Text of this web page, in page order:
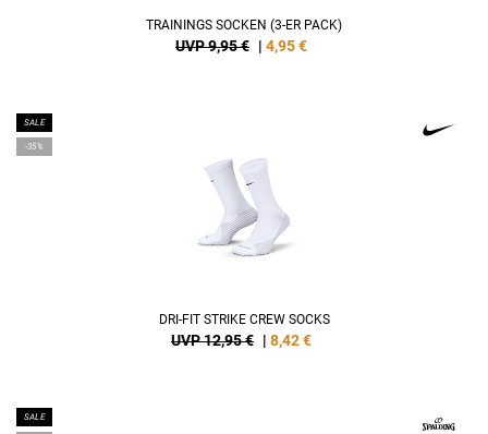
TRAININGS SOCKEN (3-ER PACK)
UVP 9,95 € | 4,95€
SALE
-35%
DRI-FIT STRIKE CREW SOCKS
UVP 12,95 € | 8,42€
SALE